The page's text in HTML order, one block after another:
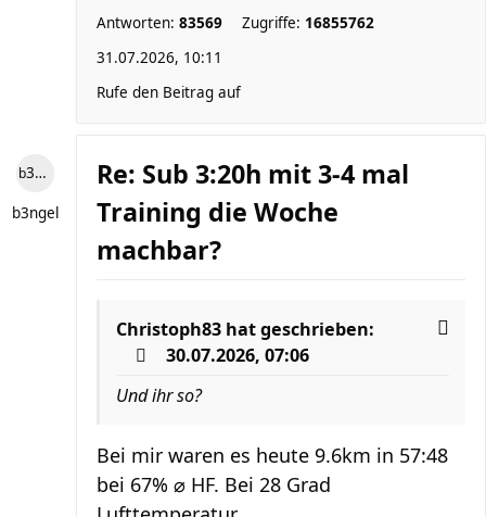
Antworten: 83569 Zugriffe: 16855762
31.07.2026, 10:11
Rufe den Beitrag auf
b3ngel
b3ngel
Re: Sub 3:20h mit 3-4 mal
Training die Woche
machbar?
Christoph83 hat geschrieben:
30.07.2026, 07:06
Und ihr so?
Bei mir waren es heute 9.6km in 57:48
bei 67% ⌀ HF. Bei 28 Grad